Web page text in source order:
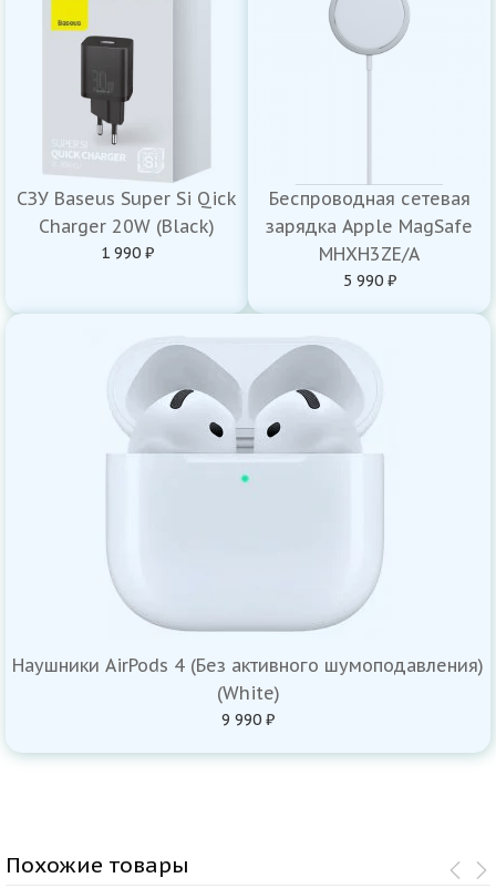
СЗУ Baseus Super Si Qick
Charger 20W (Black)
1 990 ₽
Беспроводная сетевая
зарядка Apple MagSafe
MHXH3ZE/A
5 990 ₽
Наушники AirPods 4 (Без активного шумоподавления)
(White)
9 990 ₽
Похожие товары